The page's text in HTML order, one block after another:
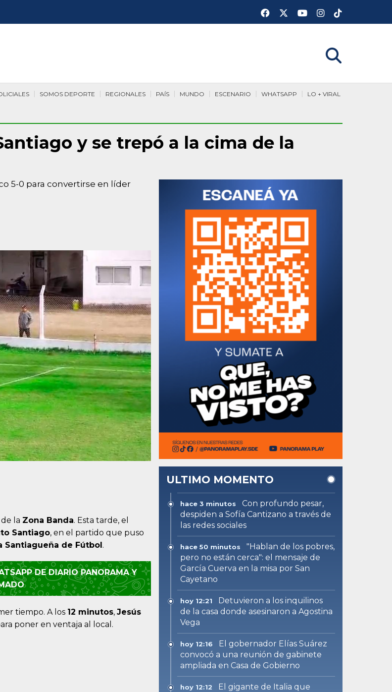
LO + VIRAL
WHATSAPP
ESCENARIO
MUNDO
PAÍS
REGIONALES
SOMOS DEPORTE
y se trepó a la cima de la
5-0 para convertirse en líder
la Zona Banda. Esta tarde, el
Santiago, en el partido que puso
Santiagueña de Fútbol .
DE DIARIO PANORAMA Y
tiempo. A los 12 minutos, Jesús
poner en ventaja al local.
ULTIMO MOMENTO
hace 3 minutos
Con profundo pesar,
despiden a Sofía Cantizano a través de
las redes sociales
hace 50 minutos
"Hablan de los pobres,
pero no están cerca": el mensaje de
García Cuerva en la misa por San
Cayetano
hoy 12:21
Detuvieron a los inquilinos
de la casa donde asesinaron a Agostina
Vega
hoy 12:16
El gobernador Elías Suárez
convocó a una reunión de gabinete
ampliada en Casa de Gobierno
hoy 12:12
El gigante de Italia que